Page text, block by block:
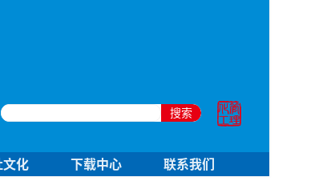
搜索
文化 下载中心 联系我们